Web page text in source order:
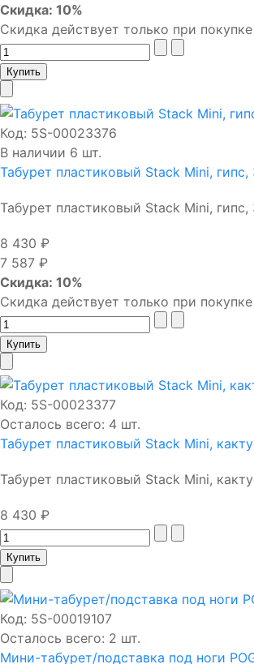
Скидка: 10%
Скидка действует только при
Код: 5S-00023376
В наличии 6 шт.
Табурет пластиковый Stack Mini,
Табурет пластиковый Stack Mini,
8 430 ₽
7 587 ₽
Скидка: 10%
Скидка действует только при
Код: 5S-00023377
Осталось всего: 4 шт.
Табурет пластиковый Stack Mini,
Табурет пластиковый Stack Mini,
8 430 ₽
Код: 5S-00019107
Осталось всего: 2 шт.
Мини-табурет/подставка под ноги